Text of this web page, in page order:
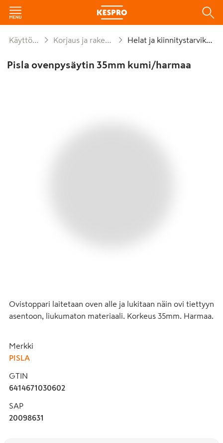
Käyttötavara Korjaus ja rakentaminen Helat ja kiinnitystarvikkeet
Pisla ovenpysäytin 35mm kumi/harmaa
Ovistoppari laitetaan oven alle ja lukitaan näin ovi tiettyyn
asentoon, liukumaton materiaali. Korkeus 35mm. Harmaa.
Merkki
PISLA
GTIN
6414671030602
SAP
20098631